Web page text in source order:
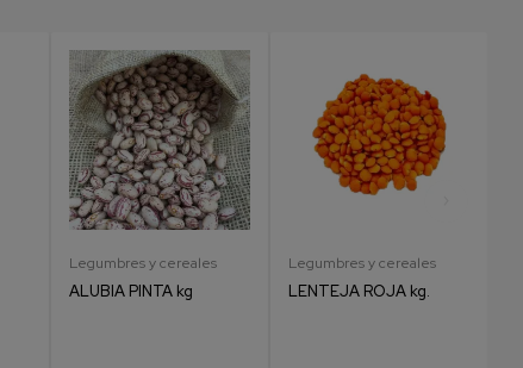
Legumbres y cereales
ALUBIA PINTA kg
Legumbres y cereales
LENTEJA ROJA kg.